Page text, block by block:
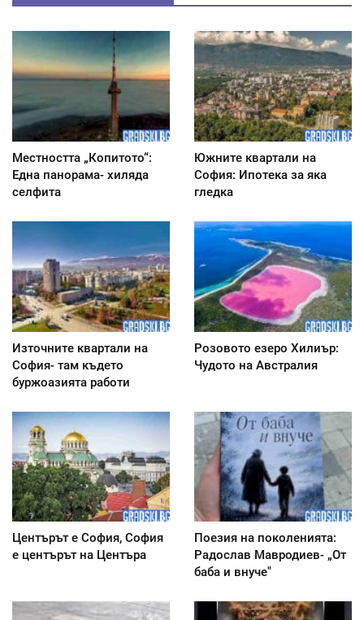
Местността „Копитото“:
Една панорама- хиляда
селфита
Южните квартали на
София: Ипотека за яка
гледка
Източните квартали на
София- там където
буржоазията работи
Розовото езеро Хилиър:
Чудото на Австралия
Центърът е София, София
е центърът на Центъра
Поезия на поколенията:
Радослав Мавродиев- „От
баба и внуче"